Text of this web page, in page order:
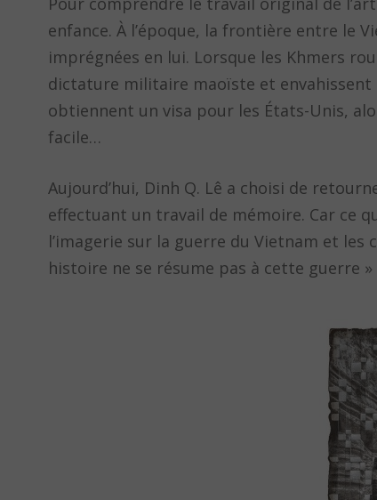
enfance. À l’époque, la frontière entre le
imprégnées en lui. Lorsque les Khmers
dictature militaire maoïste et envahissent
obtiennent un visa pour les États-Unis,
facile…
Aujourd’hui, Dinh Q. Lê a choisi de
effectuant un travail de mémoire. Car ce
l’imagerie sur la guerre du Vietnam et
histoire ne se résume pas à cette guerre »